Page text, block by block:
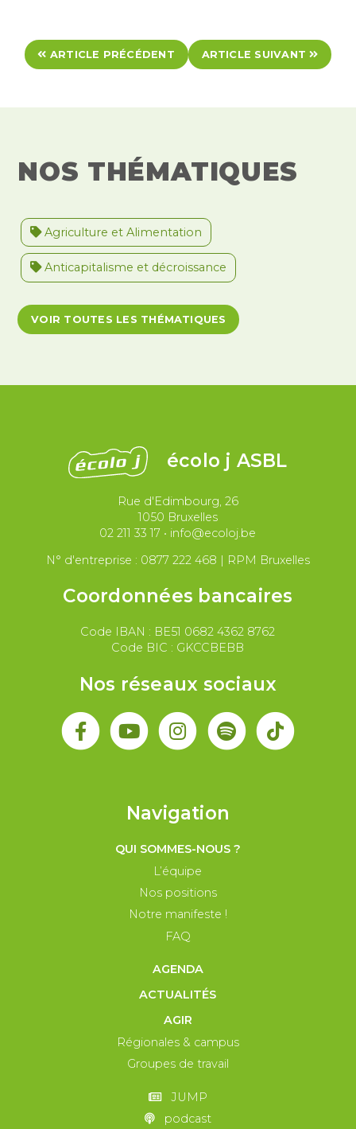
ARTICLE PRÉCÉDENT ARTICLE SUIVANT
NOS THÉMATIQUES
Agriculture et Alimentation
Anticapitalisme et décroissance
Antiracisme et décolonisation
Antivalidisme Climat et environnement
Justice et violences policières
Migrations et asile
Paix et droit international
VOIR TOUTES LES THÉMATIQUES
écolo j ASBL
Rue d'Edimbourg, 26
1050 Bruxelles
02 211 33 17 • info@ecoloj.be
N° d'entreprise : 0877 222 468 | RPM Bruxelles
Coordonnées bancaires
Code IBAN : BE51 0682 4362 8762
Code BIC : GKCCBEBB
Nos réseaux sociaux
Navigation
QUI SOMMES-NOUS ?
L’équipe
Nos positions
Notre manifeste !
FAQ
AGENDA
ACTUALITÉS
AGIR
Régionales & campus
Groupes de travail
JUMP
podcast